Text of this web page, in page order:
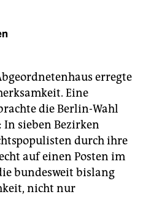
erregte
Eine
die Berlin-Wahl
In sieben Bezirken
durch ihre
auf einen Posten im
bundesweit bislang
nicht nur